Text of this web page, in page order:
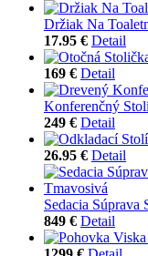
Držiak Na
17.95 € Detail
169 € Detail
Konferenčný
249 € Detail
26.95 € Detail
Sedacia
849 € Detail